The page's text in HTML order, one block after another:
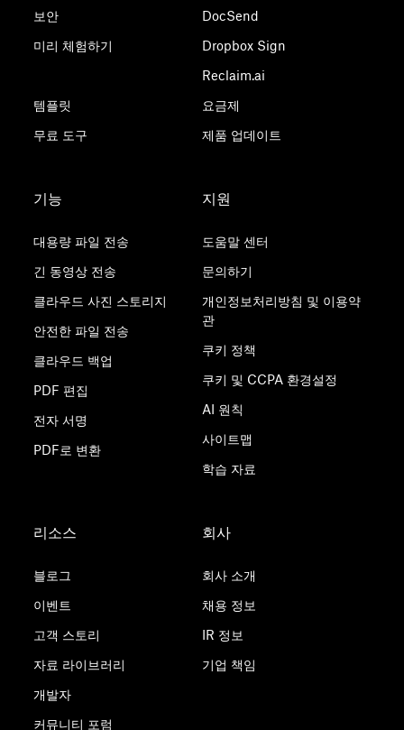
보안
미리 체험하기
템플릿
무료 도구
DocSend
Dropbox Sign
Reclaim.ai
요금제
제품 업데이트
기능
대용량 파일 전송
긴 동영상 전송
클라우드 사진 스토리지
안전한 파일 전송
클라우드 백업
PDF 편집
전자 서명
PDF로 변환
지원
도움말 센터
문의하기
개인정보처리방침 및 이용약
관
쿠키 정책
쿠키 및 CCPA 환경설정
AI 원칙
사이트맵
학습 자료
리소스
블로그
이벤트
고객 스토리
자료 라이브러리
개발자
커뮤니티 포럼
회사
회사 소개
채용 정보
IR 정보
기업 책임